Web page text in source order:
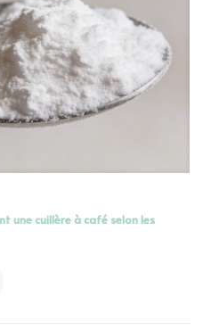
une cuillère à café selon les